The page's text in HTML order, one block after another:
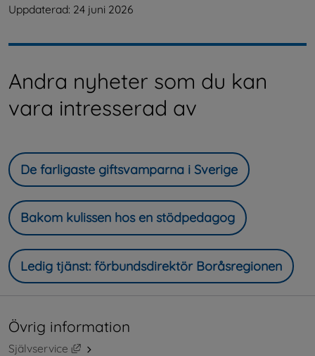
Uppdaterad: 24 juni 2026
Andra nyheter som du kan
vara intresserad av
De farligaste giftsvamparna i Sverige
Bakom kulissen hos en stödpedagog
Ledig tjänst: förbundsdirektör Boråsregionen
Övrig information
Självservice
Länk till annan webbplats, öppnas i nytt fönster.